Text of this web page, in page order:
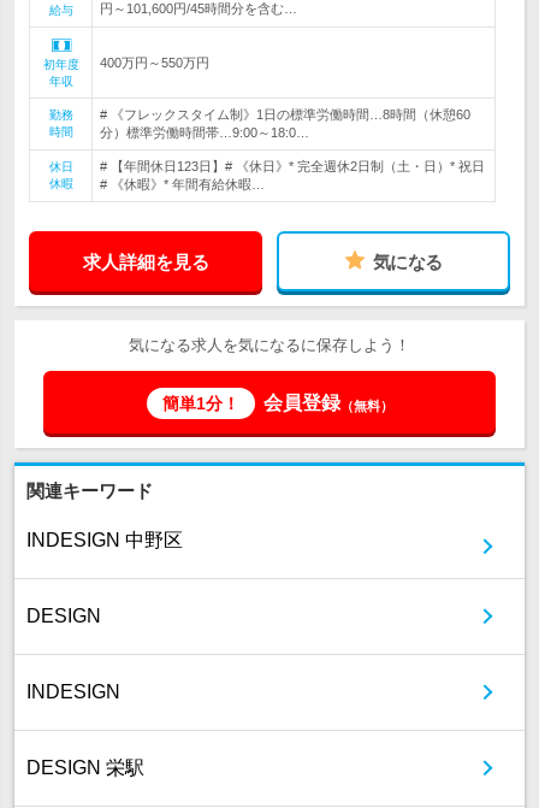
給与
円～101,600円/45時間分を含む…
初年度
年収
400万円～550万円
勤務
時間
# 《フレックスタイム制》1日の標準労働時間…8時間（休憩60
分）標準労働時間帯…9:00～18:0…
休日
休暇
# 【年間休日123日】# 《休日》* 完全週休2日制（土・日）* 祝日
# 《休暇》* 年間有給休暇…
求人詳細を見る 気になる
気になる求人を気になるに保存しよう！
簡単1分！ 会員登録（無料）
関連キーワード
INDESIGN 中野区
DESIGN
INDESIGN
DESIGN 栄駅